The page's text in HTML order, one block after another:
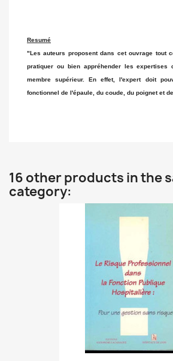
Resumé
"Les auteurs proposent dans cet ouvrage tout
pratiquer ou bien appréhender les expertises
membre supérieur. En effet, l'expert doit
fonctionnel de l'épaule, du coude, du poignet et
16 other products in the
category: